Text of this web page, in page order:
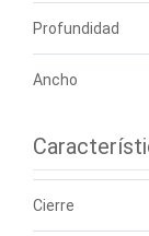
Profundidad
Ancho
Cierre